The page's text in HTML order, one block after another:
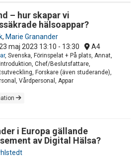
– hur skapar vi
hälsoappar?
, Marie Granander
maj 2023 13:10 - 13:30 A4
, Svenska, Förinspelat + På plats, Annat,
Chef/Beslutsfattare,
Forskare (även studerande),
Vårdpersonal, Appar
i Europa gällande
av Digital Hälsa?